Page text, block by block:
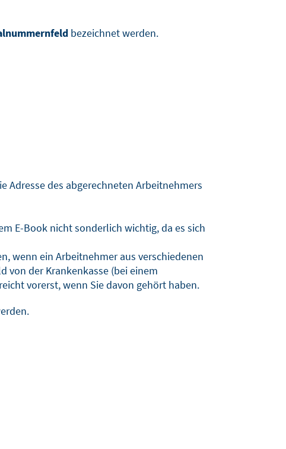
bezeichnet werden.
Adresse des abgerechneten Arbeitnehmers
E-Book nicht sonderlich wichtig, da es sich
wenn ein Arbeitnehmer aus verschiedenen
von der Krankenkasse (bei einem
vorerst, wenn Sie davon gehört haben.